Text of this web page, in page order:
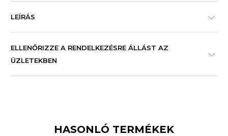
LEÍRÁS
ELLENŐRIZZE A RENDELKEZÉSRE ÁLLÁST AZ
ÜZLETEKBEN
HASONLÓ TERMÉKEK